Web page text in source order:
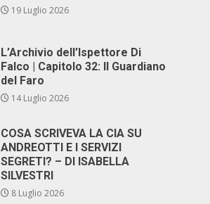
19 Luglio 2026
L’Archivio dell’Ispettore Di
Falco | Capitolo 32: Il Guardiano
del Faro
14 Luglio 2026
COSA SCRIVEVA LA CIA SU
ANDREOTTI E I SERVIZI
SEGRETI? – DI ISABELLA
SILVESTRI
8 Luglio 2026